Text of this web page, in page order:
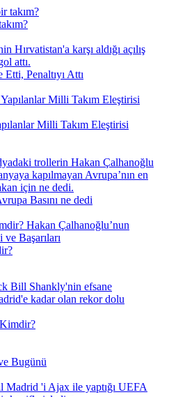
Penaltıyı Attı
Milli Takım Eleştirisi
Basını ne dedi
Bugünü